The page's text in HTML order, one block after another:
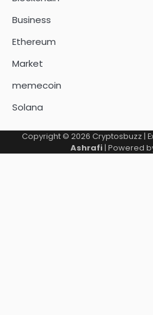
Business
Ethereum
Market
memecoin
Solana
Copyright © 2026 Cryptosbuzz |
Ashrafi | Powered